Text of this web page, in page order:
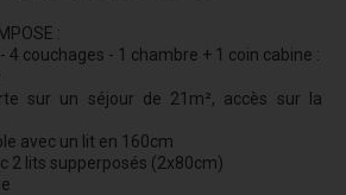
:
4 couchages - 1 chambre + 1 coin cabine :
sur un séjour de 21m², accès sur la
avec un lit en 160cm
2 lits supperposés (2x80cm)